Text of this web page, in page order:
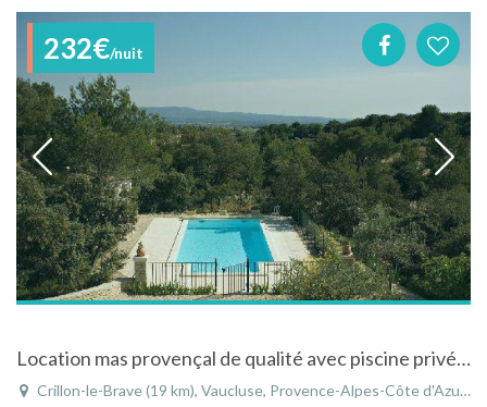
232€/nuit
Location mas provençal de qualité avec piscine privée à Crillon le Brave
Crillon-le-Brave (19 km), Vaucluse, Provence-Alpes-Côte d'Azur, France